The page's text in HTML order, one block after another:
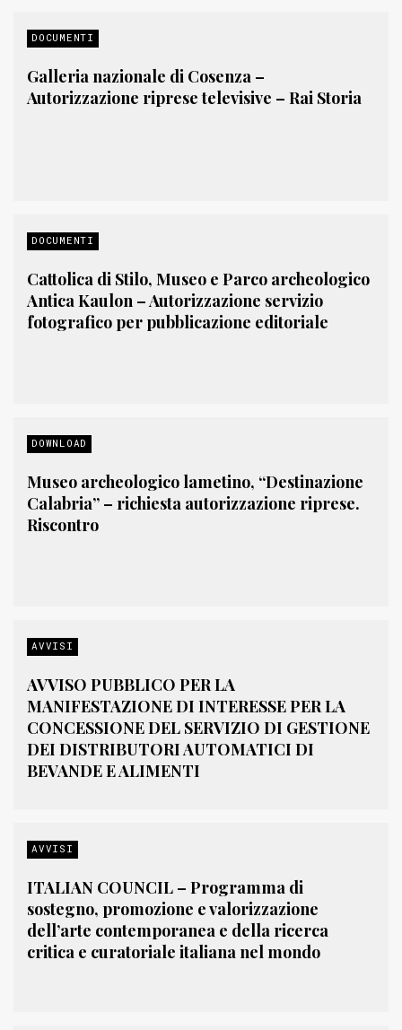
DOCUMENTI
Galleria nazionale di Cosenza –
Autorizzazione riprese televisive – Rai Storia
DOCUMENTI
Cattolica di Stilo, Museo e Parco archeologico
Antica Kaulon – Autorizzazione servizio
fotografico per pubblicazione editoriale
DOWNLOAD
Museo archeologico lametino, “Destinazione
Calabria” – richiesta autorizzazione riprese.
Riscontro
AVVISI
AVVISO PUBBLICO PER LA
MANIFESTAZIONE DI INTERESSE PER LA
CONCESSIONE DEL SERVIZIO DI GESTIONE
DEI DISTRIBUTORI AUTOMATICI DI
BEVANDE E ALIMENTI
AVVISI
ITALIAN COUNCIL – Programma di
sostegno, promozione e valorizzazione
dell’arte contemporanea e della ricerca
critica e curatoriale italiana nel mondo